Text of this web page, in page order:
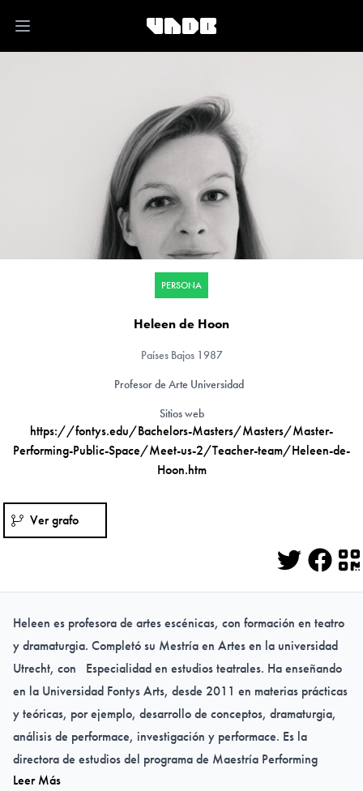
Open main menu
PERSONA
Heleen de Hoon
Países Bajos1987
Profesor de Arte Universidad
Sitios web
https://fontys.edu/Bachelors-Masters/Masters/Master-
Performing-Public-Space/Meet-us-2/Teacher-team/Heleen-de-
Hoon.htm
Ver grafo
Twitter
Heleen es profesora de artes escénicas, con formación en teatro
y dramaturgia. Completó su Mestría en Artes en la universidad
Utrecht, con Especialidad en estudios teatrales. Ha enseñando
en la Universidad Fontys Arts, desde 2011 en materias prácticas
y teóricas, por ejemplo, desarrollo de conceptos, dramaturgia,
análisis de performace, investigación y performace. Es la
directora de estudios del programa de Maestría Performing
Public Space desde su fundación en 2017, que se centra en la
Leer Más